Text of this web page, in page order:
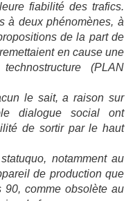
fiabilité des trafics.
à deux phénomènes, à
de la part de
en cause une
(PLAN
le sait, a raison sur
dialogue social ont
de sortir par le haut
notamment au
de production que
comme obsolète au